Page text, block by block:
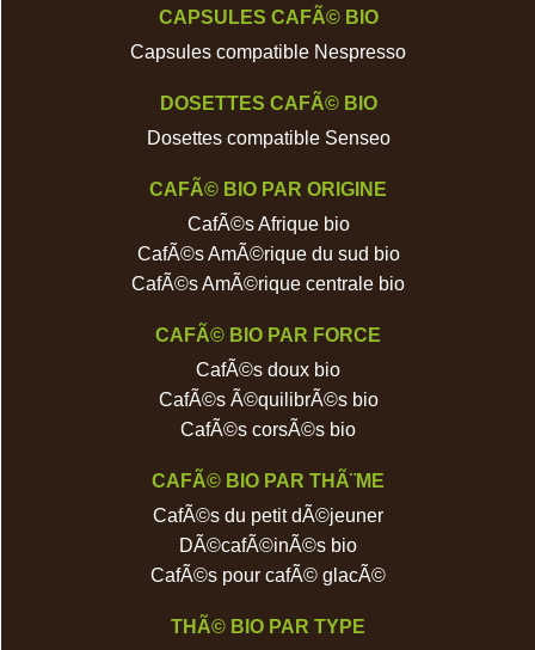
CAPSULES CAFÃ© BIO
Capsules compatible Nespresso
DOSETTES CAFÃ© BIO
Dosettes compatible Senseo
CAFÃ© BIO PAR ORIGINE
CafÃ©s Afrique bio
CafÃ©s AmÃ©rique du sud bio
CafÃ©s AmÃ©rique centrale bio
CAFÃ© BIO PAR FORCE
CafÃ©s doux bio
CafÃ©s Ã©quilibrÃ©s bio
CafÃ©s corsÃ©s bio
CAFÃ© BIO PAR THÃ¨ME
CafÃ©s du petit dÃ©jeuner
DÃ©cafÃ©inÃ©s bio
CafÃ©s pour cafÃ© glacÃ©
THÃ© BIO PAR TYPE